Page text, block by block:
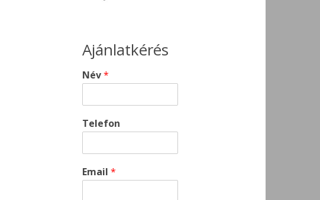
Ajánlatkérés
Név*
Telefon
Email *